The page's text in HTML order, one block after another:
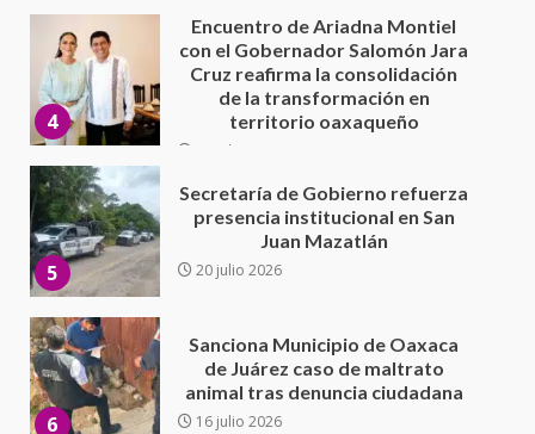
5
Secretaría de Gobierno refuerza
presencia institucional en San
Juan Mazatlán
20 julio 2026
6
Sanciona Municipio de Oaxaca
de Juárez caso de maltrato
animal tras denuncia ciudadana
16 julio 2026
7
California; FGR lo investiga por
presuntos delitos de
delincuencia organizada y
contrabando